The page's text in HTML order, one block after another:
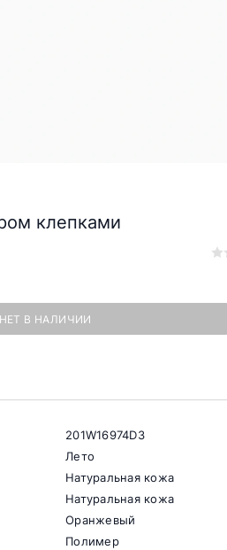
клепками
НЕТ В НАЛИЧИИ
201W16974D3
Лето
Натуральная кожа
Натуральная кожа
Оранжевый
Полимер